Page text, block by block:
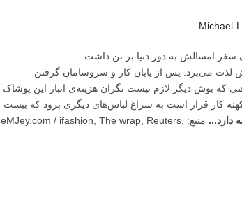
امسالش به دور دنیا بر تن داشت
ارزش‌اش لذت می‌برد. پس از پایان کار و سروسامان گرفتن
که بوش دیگر لازم نیست نگران هزینه‌ی انبار این پوشاک
کهنه کار قرار است به سراغ لباس‌های دیگری برود که بیست
دارد...
منبع: eMJey.com / ifashion, The wrap, Reuters,